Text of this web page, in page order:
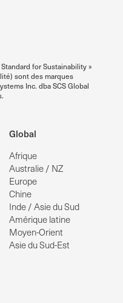
for Sustainability »
sont des marques
Inc. dba SCS Global
Global
Afrique
Australie / NZ
Europe
Chine
Inde / Asie du Sud
Amérique latine
Moyen-Orient
Asie du Sud-Est